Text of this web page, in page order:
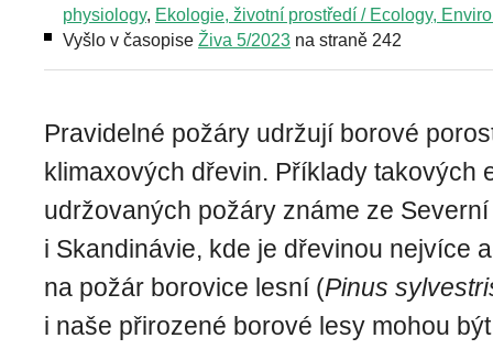
physiology, Ekologie, životní prostředí / Ecology,
Vyšlo v časopise Živa 5/2023 na straně 242
Pravidelné požáry udržují borové
klimaxových dřevin. Příklady takových
udržovaných požáry známe ze
i Skandinávie, kde je dřevinou nejvíce
na požár borovice lesní (Pinus
i naše přirozené borové lesy mohou